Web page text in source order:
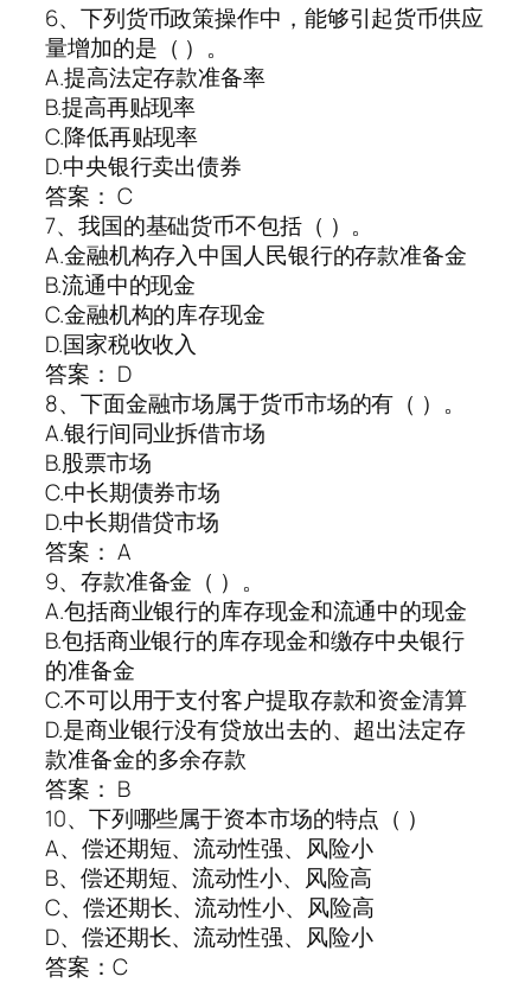
6、下列货币政策操作中，能够引起货币供应
量增加的是（ ）。
A.提高法定存款准备率
B.提高再贴现率
C.降低再贴现率
D.中央银行卖出债券
答案： C
7、我国的基础货币不包括（ ）。
A.金融机构存入中国人民银行的存款准备金
B.流通中的现金
C.金融机构的库存现金
D.国家税收收入
答案： D
8、下面金融市场属于货币市场的有（ ）。
A.银行间同业拆借市场
B.股票市场
C.中长期债券市场
D.中长期借贷市场
答案： A
9、存款准备金（ ）。
A.包括商业银行的库存现金和流通中的现金
B.包括商业银行的库存现金和缴存中央银行
的准备金
C.不可以用于支付客户提取存款和资金清算
D.是商业银行没有贷放出去的、超出法定存
款准备金的多余存款
答案： B
10、下列哪些属于资本市场的特点（ ）
A、偿还期短、流动性强、风险小
B、偿还期短、流动性小、风险高
C、偿还期长、流动性小、风险高
D、偿还期长、流动性强、风险小
答案：C